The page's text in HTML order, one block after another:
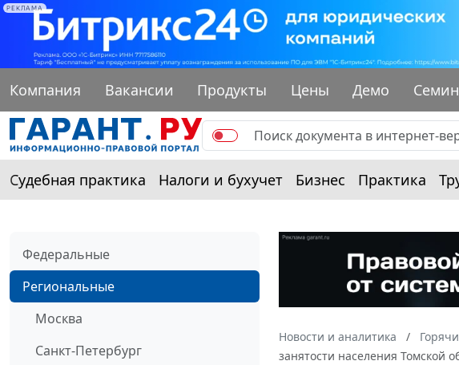
РЕКЛАМА
Компания Вакансии Продукты Цены Демо
Судебная практика Налоги и бухучет Бизнес Практика
Федеральные
Региональные
Москва
Санкт-Петербург
Новости и аналитика
занятости населения Томской